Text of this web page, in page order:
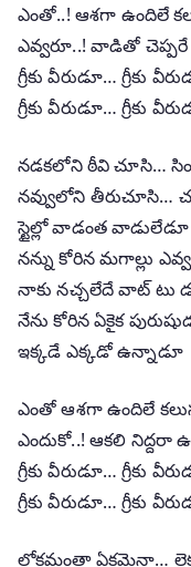
ఎంతో..! ఆశగా ఉందిలే
ఎవ్వరూ..! వాడితో చెప్పరే
గ్రీకు వీరుడూ… గ్రీకు
గ్రీకు వీరుడూ… గ్రీకు
నడకలోని ఠీవి చూసి…
నవ్వులోని తీరుచూసి…
స్టైల్లో వాడంత వాడులేడూ
నన్ను కోరిన మగాల్లు
నాకు నచ్చలేదే వాట్ టు
నేను కోరిన ఏకైక
ఇక్కడే ఎక్కడో ఉన్నాడూ
ఎంతో ఆశగా ఉందిలే
ఎందుకో..! ఆకలి నిద్దరా
గ్రీకు వీరుడూ… గ్రీకు
గ్రీకు వీరుడూ… గ్రీకు
లోకమంతా ఏకమైనా…